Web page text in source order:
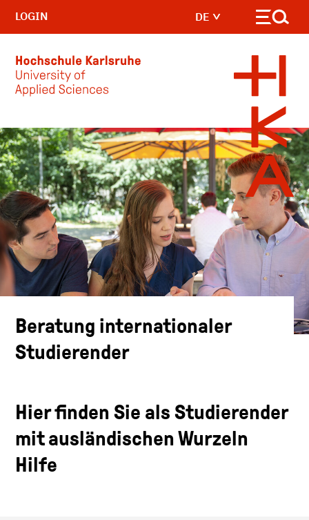
Skip to main content
DE
LOGIN
Beratung internationaler
Studierender
Hier finden Sie als Studierender
mit ausländischen Wurzeln
Hilfe